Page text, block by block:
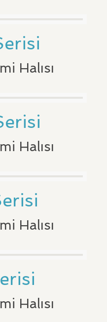
Halısı
Halısı
Halısı
Halısı